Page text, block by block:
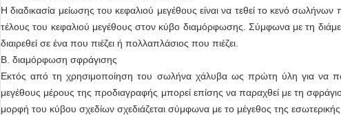
Η διαδικασία μείωσης του κεφαλιού μεγέθους είναι να τεθεί το κενό σωλήνων
τέλους του κεφαλιού μεγέθους στον κύβο διαμόρφωσης. Σύμφωνα με τη
διαιρεθεί σε ένα που πιέζει ή πολλαπλάσιος που πιέζει.
Β. διαμόρφωση σφράγισης
Εκτός από τη χρησιμοποίηση του σωλήνα χάλυβα ως πρώτη ύλη για να
μεγέθους μέρους της προδιαγραφής μπορεί επίσης να παραχθεί με τη
μορφή του κύβου σχεδίων σχεδιάζεται σύμφωνα με το μέγεθος της εσωτερικής